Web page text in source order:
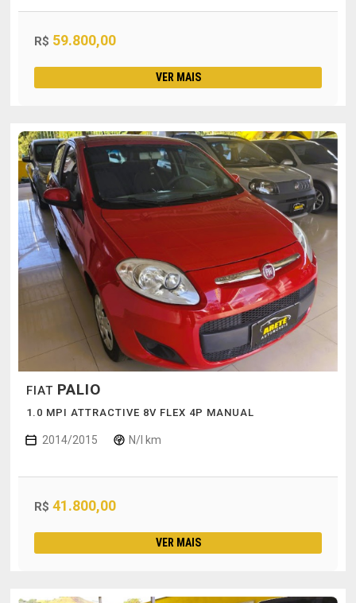
R$ 59.800,00
VER MAIS
FIAT PALIO
1.0 MPI ATTRACTIVE 8V FLEX 4P MANUAL
2014/2015 N/I km
R$ 41.800,00
VER MAIS